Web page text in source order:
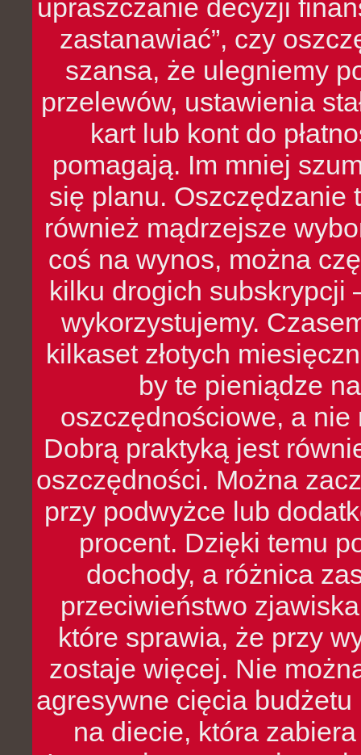
upraszczanie decyzji
zastanawiać”, czy
szansa, że ulegniemy
przelewów, ustawienia
kart lub kont do
pomagają. Im mniej
się planu. Oszczędzanie
również mądrzejsze
coś na wynos, można
kilku drogich subskrypcji
wykorzystujemy.
kilkaset złotych
by te pieniądze
oszczędnościowe, a nie
Dobrą praktyką jest
oszczędności. Można
przy podwyżce lub
procent. Dzięki temu
dochody, a różnica
przeciwieństwo
które sprawia, że przy
zostaje więcej. Nie
agresywne cięcia
na diecie, która